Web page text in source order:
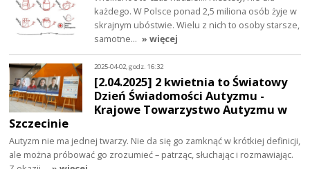
każdego. W Polsce ponad 2,5 miliona osób żyje w
skrajnym ubóstwie. Wielu z nich to osoby starsze,
samotne… » więcej
2025-04-02, godz. 16:32
[2.04.2025] 2 kwietnia to Światowy
Dzień Świadomości Autyzmu -
Krajowe Towarzystwo Autyzmu w
Szczecinie
Autyzm nie ma jednej twarzy. Nie da się go zamknąć w krótkiej definicji,
ale można próbować go zrozumieć – patrząc, słuchając i rozmawiając.